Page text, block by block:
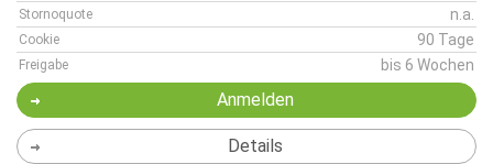
Stornoquote n.a.
Cookie 90 Tage
Freigabe bis 6 Wochen
Anmelden
Details